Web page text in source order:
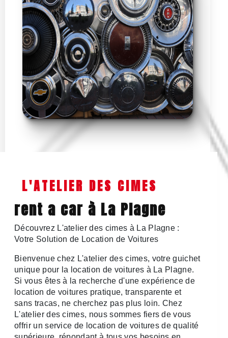
L'ATELIER DES CIMES
rent a car à La Plagne
Découvrez L'atelier des cimes à La Plagne :
Votre Solution de Location de Voitures
Bienvenue chez L'atelier des cimes, votre guichet
unique pour la location de voitures à La Plagne.
Si vous êtes à la recherche d'une expérience de
location de voitures pratique, transparente et
sans tracas, ne cherchez pas plus loin. Chez
L'atelier des cimes, nous sommes fiers de vous
offrir un service de location de voitures de qualité